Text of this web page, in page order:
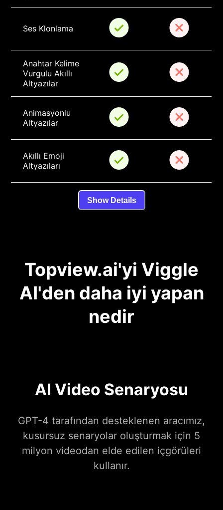
Ses Klonlama
Anahtar Kelime
Vurgulu Akıllı
Altyazılar
Animasyonlu
Altyazılar
Akıllı Emoji
Altyazıları
Show Details
Topview.ai'yi Viggle
AI'den daha iyi yapan
nedir
AI Video Senaryosu
GPT-4 tarafından desteklenen aracımız,
kusursuz senaryolar oluşturmak için 5
milyon videodan elde edilen içgörüleri
kullanır.